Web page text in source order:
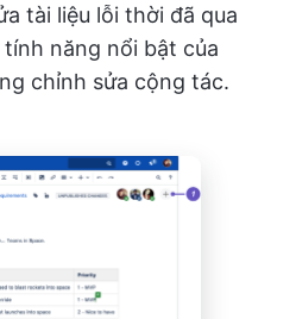
tài liệu lỗi thời đã qua
năng nổi bật của
chỉnh sửa cộng tác.